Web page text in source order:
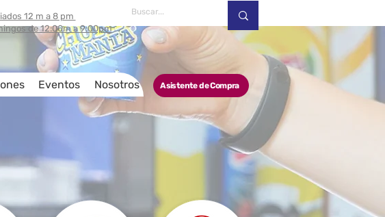
Eventos Nosotros Asistente de Compra
12 m a 8 pm
de 12:00m a 9:00pm